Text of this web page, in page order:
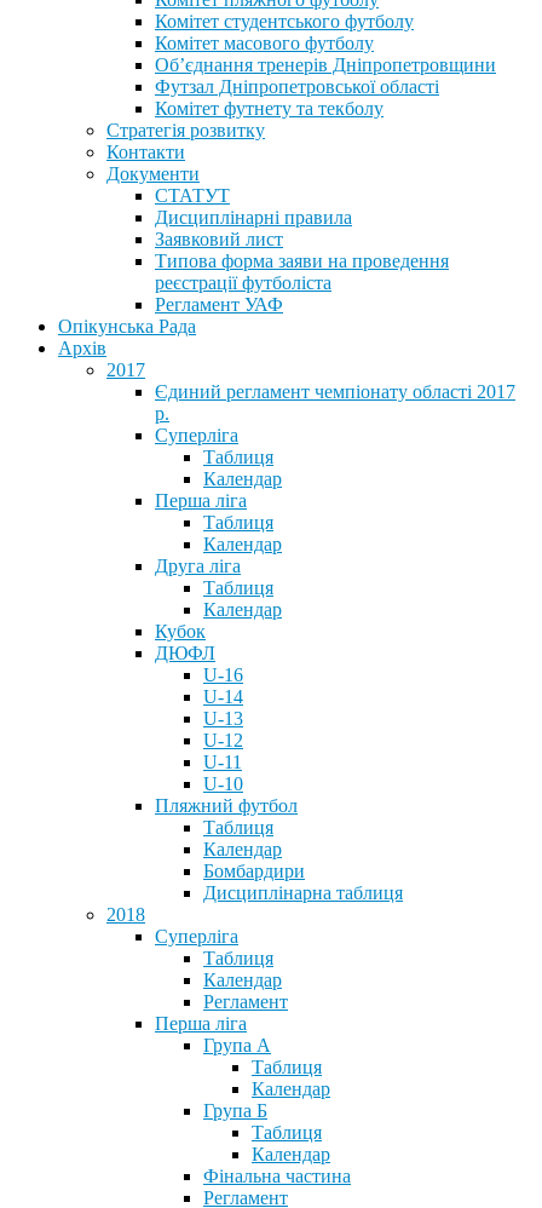
Комітет студентського футболу
Комітет масового футболу
Обʼєднання тренерів Дніпропетровщини
Футзал Дніпропетровської області
Комітет футнету та текболу
Стратегія розвитку
Контакти
Документи
СТАТУТ
Дисциплінарні правила
Заявковий лист
Типова форма заяви на проведення
реєстрації футболіста
Регламент УАФ
Опікунська Рада
Архів
2017
Єдиний регламент чемпіонату області 2017
р.
Суперліга
Таблиця
Календар
Перша ліга
Таблиця
Календар
Друга ліга
Таблиця
Календар
Кубок
ДЮФЛ
U-16
U-14
U-13
U-12
U-11
U-10
Пляжний футбол
Таблиця
Календар
Бомбардири
Дисциплінарна таблиця
2018
Суперліга
Таблиця
Календар
Регламент
Перша ліга
Група А
Таблиця
Календар
Група Б
Таблиця
Календар
Фінальна частина
Регламент